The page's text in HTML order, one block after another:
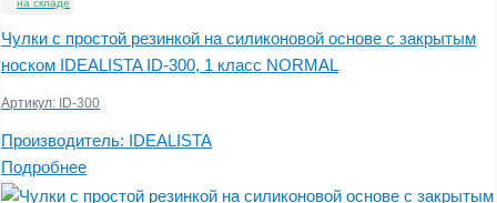
на складе
Чулки с простой резинкой на силиконовой основе с закрытым
носком IDEALISTA ID-300, 1 класс NORMAL
Артикул: ID-300
Производитель: IDEALISTA
Подробнее